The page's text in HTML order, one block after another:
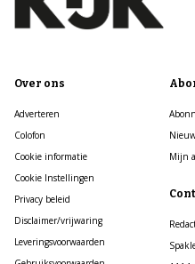
Over ons
Adverteren
Colofon
Cookie informatie
Cookie Instellingen
Privacy beleid
Disclaimer/vrijwaring
Leveringsvoorwaarden
Mijn